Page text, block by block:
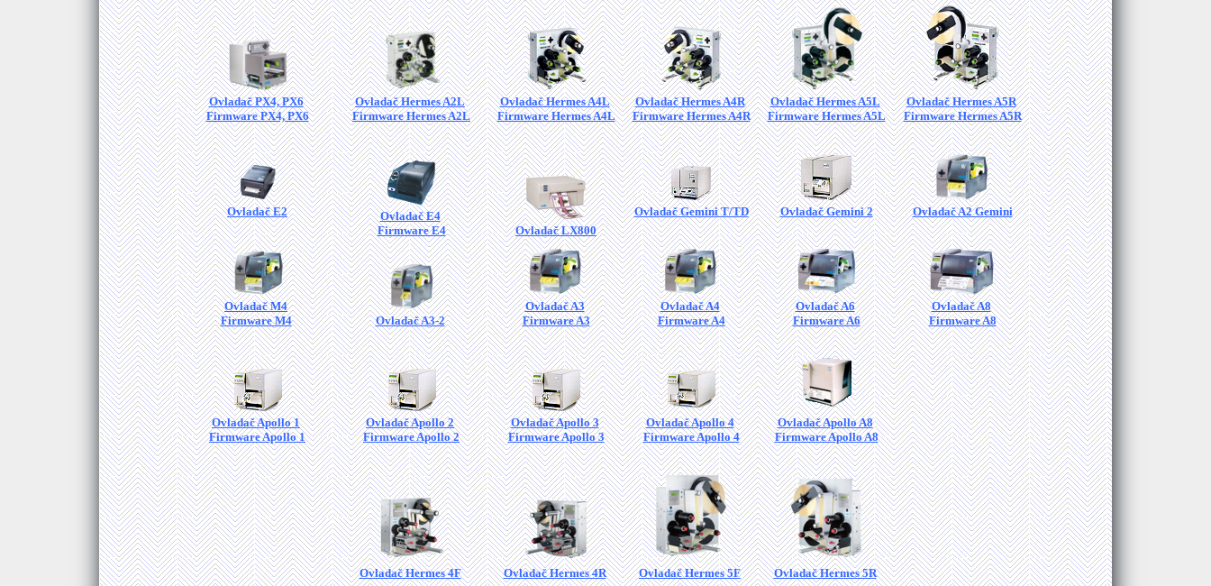
Ovladač PX4, PX6
Firmware PX4, PX6
Ovladač Hermes A2L
Firmware Hermes A2L
Ovladač Hermes A4L
Firmware Hermes A4L
Ovladač Hermes A4R
Firmware Hermes A4R
Ovladač Hermes A5L
Firmware Hermes A5L
Ovladač Hermes A5R
Firmware Hermes A5R
Ovladač E2
Ovladač E4
Firmware E4
Ovladač LX800
Ovladač Gemini T/TD Ovladač Gemini 2 Ovladač A2 Gemini
Ovladač M4
Firmware M4
Ovladač A3-2
Ovladač A3
Firmware A3
Ovladač A4
Firmware A4
Ovladač A6
Firmware A6
Ovladač A8
Firmware A8
Ovladač Apollo 1
Firmware Apollo 1
Ovladač Apollo 2
Firmware Apollo 2
Ovladač Apollo 3
Firmware Apollo 3
Ovladač Apollo 4
Firmware Apollo 4
Ovladač Apollo A8
Firmware Apollo A8
Ovladač Hermes 4F Ovladač Hermes 4R Ovladač Hermes 5F Ovladač Hermes 5R